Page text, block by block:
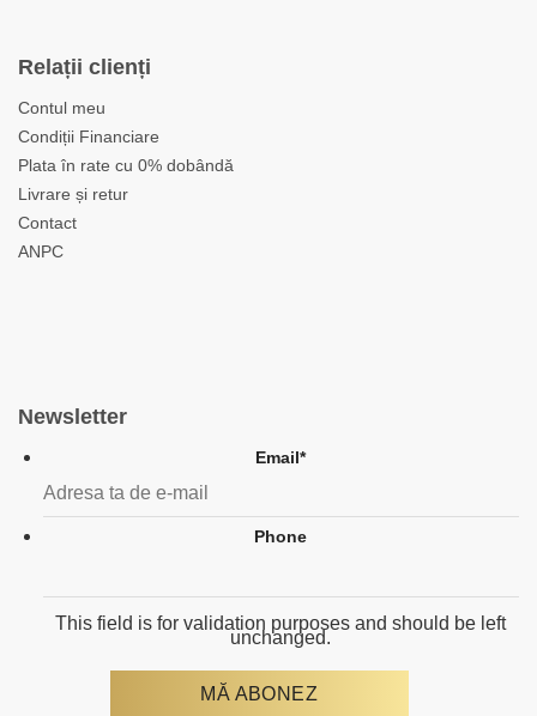
Relații clienți
Contul meu
Condiții Financiare
Plata în rate cu 0% dobândă
Livrare și retur
Contact
ANPC
Newsletter
Email*
Phone
This field is for validation purposes and should be left
unchanged.